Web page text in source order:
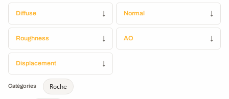
Diffuse ↓ Normal ↓
Roughness ↓ AO ↓
Displacement ↓
Catégories Roche